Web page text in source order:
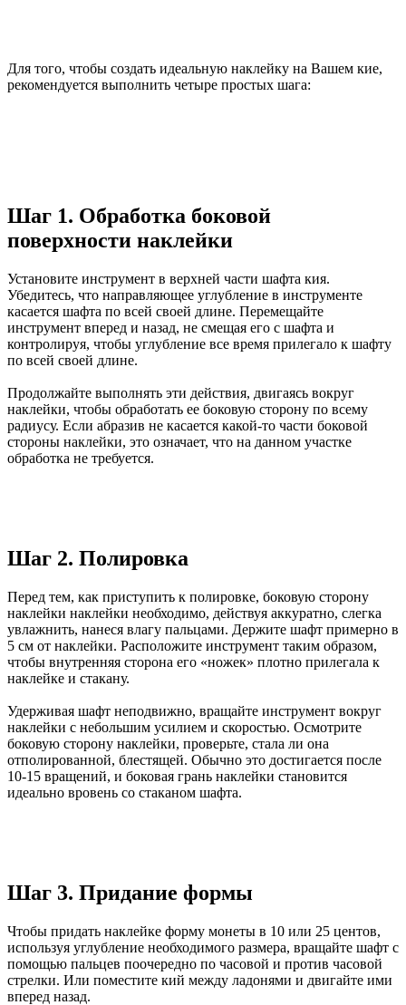
Для того, чтобы создать идеальную наклейку на Вашем кие,
рекомендуется выполнить четыре простых шага:
Шаг 1. Обработка боковой
поверхности наклейки
Установите инструмент в верхней части шафта кия.
Убедитесь, что направляющее углубление в инструменте
касается шафта по всей своей длине. Перемещайте
инструмент вперед и назад, не смещая его с шафта и
контролируя, чтобы углубление все время прилегало к шафту
по всей своей длине.
Продолжайте выполнять эти действия, двигаясь вокруг
наклейки, чтобы обработать ее боковую сторону по всему
радиусу. Если абразив не касается какой-то части боковой
стороны наклейки, это означает, что на данном участке
обработка не требуется.
Шаг 2. Полировка
Перед тем, как приступить к полировке, боковую сторону
наклейки наклейки необходимо, действуя аккуратно, слегка
увлажнить, нанеся влагу пальцами. Держите шафт примерно в
5 см от наклейки. Расположите инструмент таким образом,
чтобы внутренняя сторона его «ножек» плотно прилегала к
наклейке и стакану.
Удерживая шафт неподвижно, вращайте инструмент вокруг
наклейки с небольшим усилием и скоростью. Осмотрите
боковую сторону наклейки, проверьте, стала ли она
отполированной, блестящей. Обычно это достигается после
10-15 вращений, и боковая грань наклейки становится
идеально вровень со стаканом шафта.
Шаг 3. Придание формы
Чтобы придать наклейке форму монеты в 10 или 25 центов,
используя углубление необходимого размера, вращайте шафт с
помощью пальцев поочередно по часовой и против часовой
стрелки. Или поместите кий между ладонями и двигайте ими
вперед назад.